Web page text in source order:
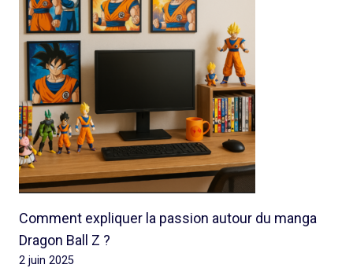
Comment expliquer la passion autour du manga
Dragon Ball Z ?
2 juin 2025